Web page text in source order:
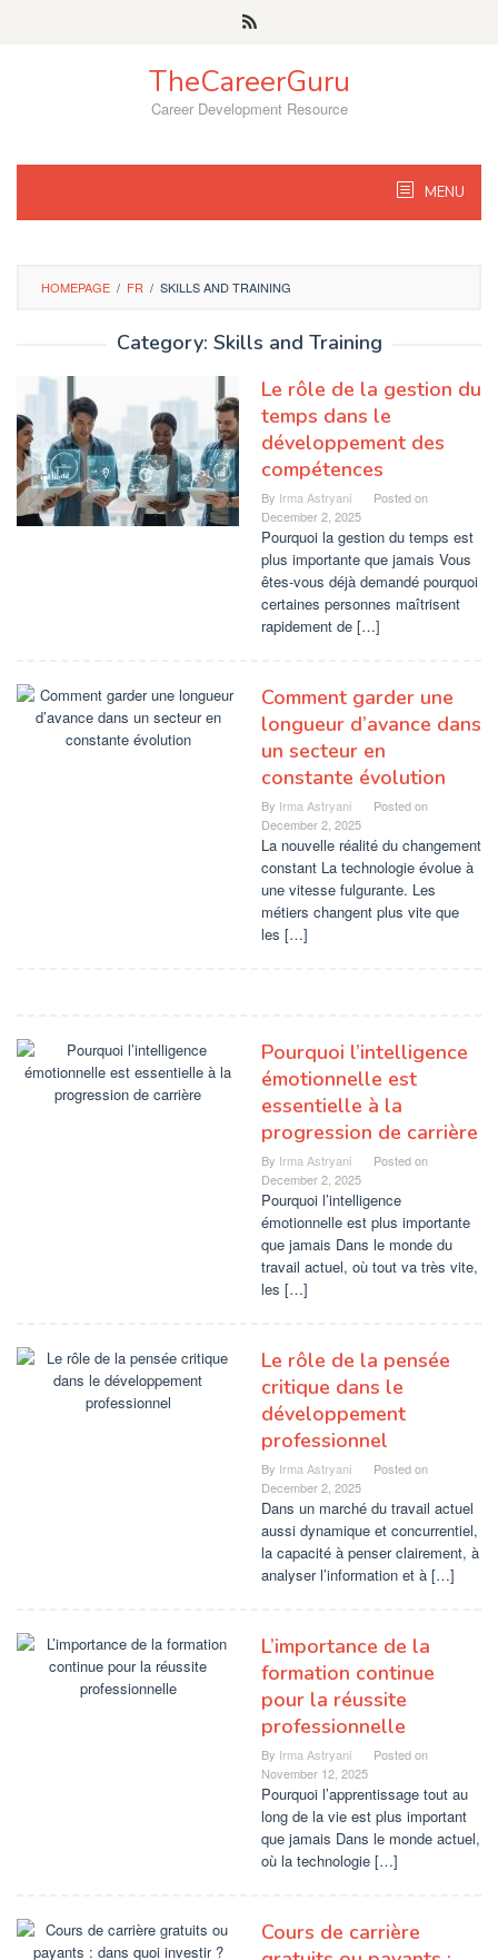
TheCareerGuru
Career Development Resource
MENU
HOMEPAGE / FR / SKILLS AND TRAINING
Category: Skills and Training
Le rôle de la gestion du
temps dans le
développement des
compétences
By Irma Astryani
Posted on
December 2, 2025
Pourquoi la gestion du temps est
plus importante que jamais Vous
êtes-vous déjà demandé pourquoi
certaines personnes maîtrisent
rapidement de […]
Comment garder une
longueur d’avance dans
un secteur en
constante évolution
By Irma Astryani
Posted on
December 2, 2025
La nouvelle réalité du changement
constant La technologie évolue à
une vitesse fulgurante. Les
métiers changent plus vite que
les […]
Pourquoi l’intelligence
émotionnelle est
essentielle à la
progression de carrière
By Irma Astryani
Posted on
December 2, 2025
Pourquoi l’intelligence
émotionnelle est plus importante
que jamais Dans le monde du
travail actuel, où tout va très vite,
les […]
Le rôle de la pensée
critique dans le
développement
professionnel
By Irma Astryani
Posted on
December 2, 2025
Dans un marché du travail actuel
aussi dynamique et concurrentiel,
la capacité à penser clairement, à
analyser l’information et à […]
L’importance de la
formation continue
pour la réussite
professionnelle
By Irma Astryani
Posted on
November 12, 2025
Pourquoi l’apprentissage tout au
long de la vie est plus important
que jamais Dans le monde actuel,
où la technologie […]
Cours de carrière